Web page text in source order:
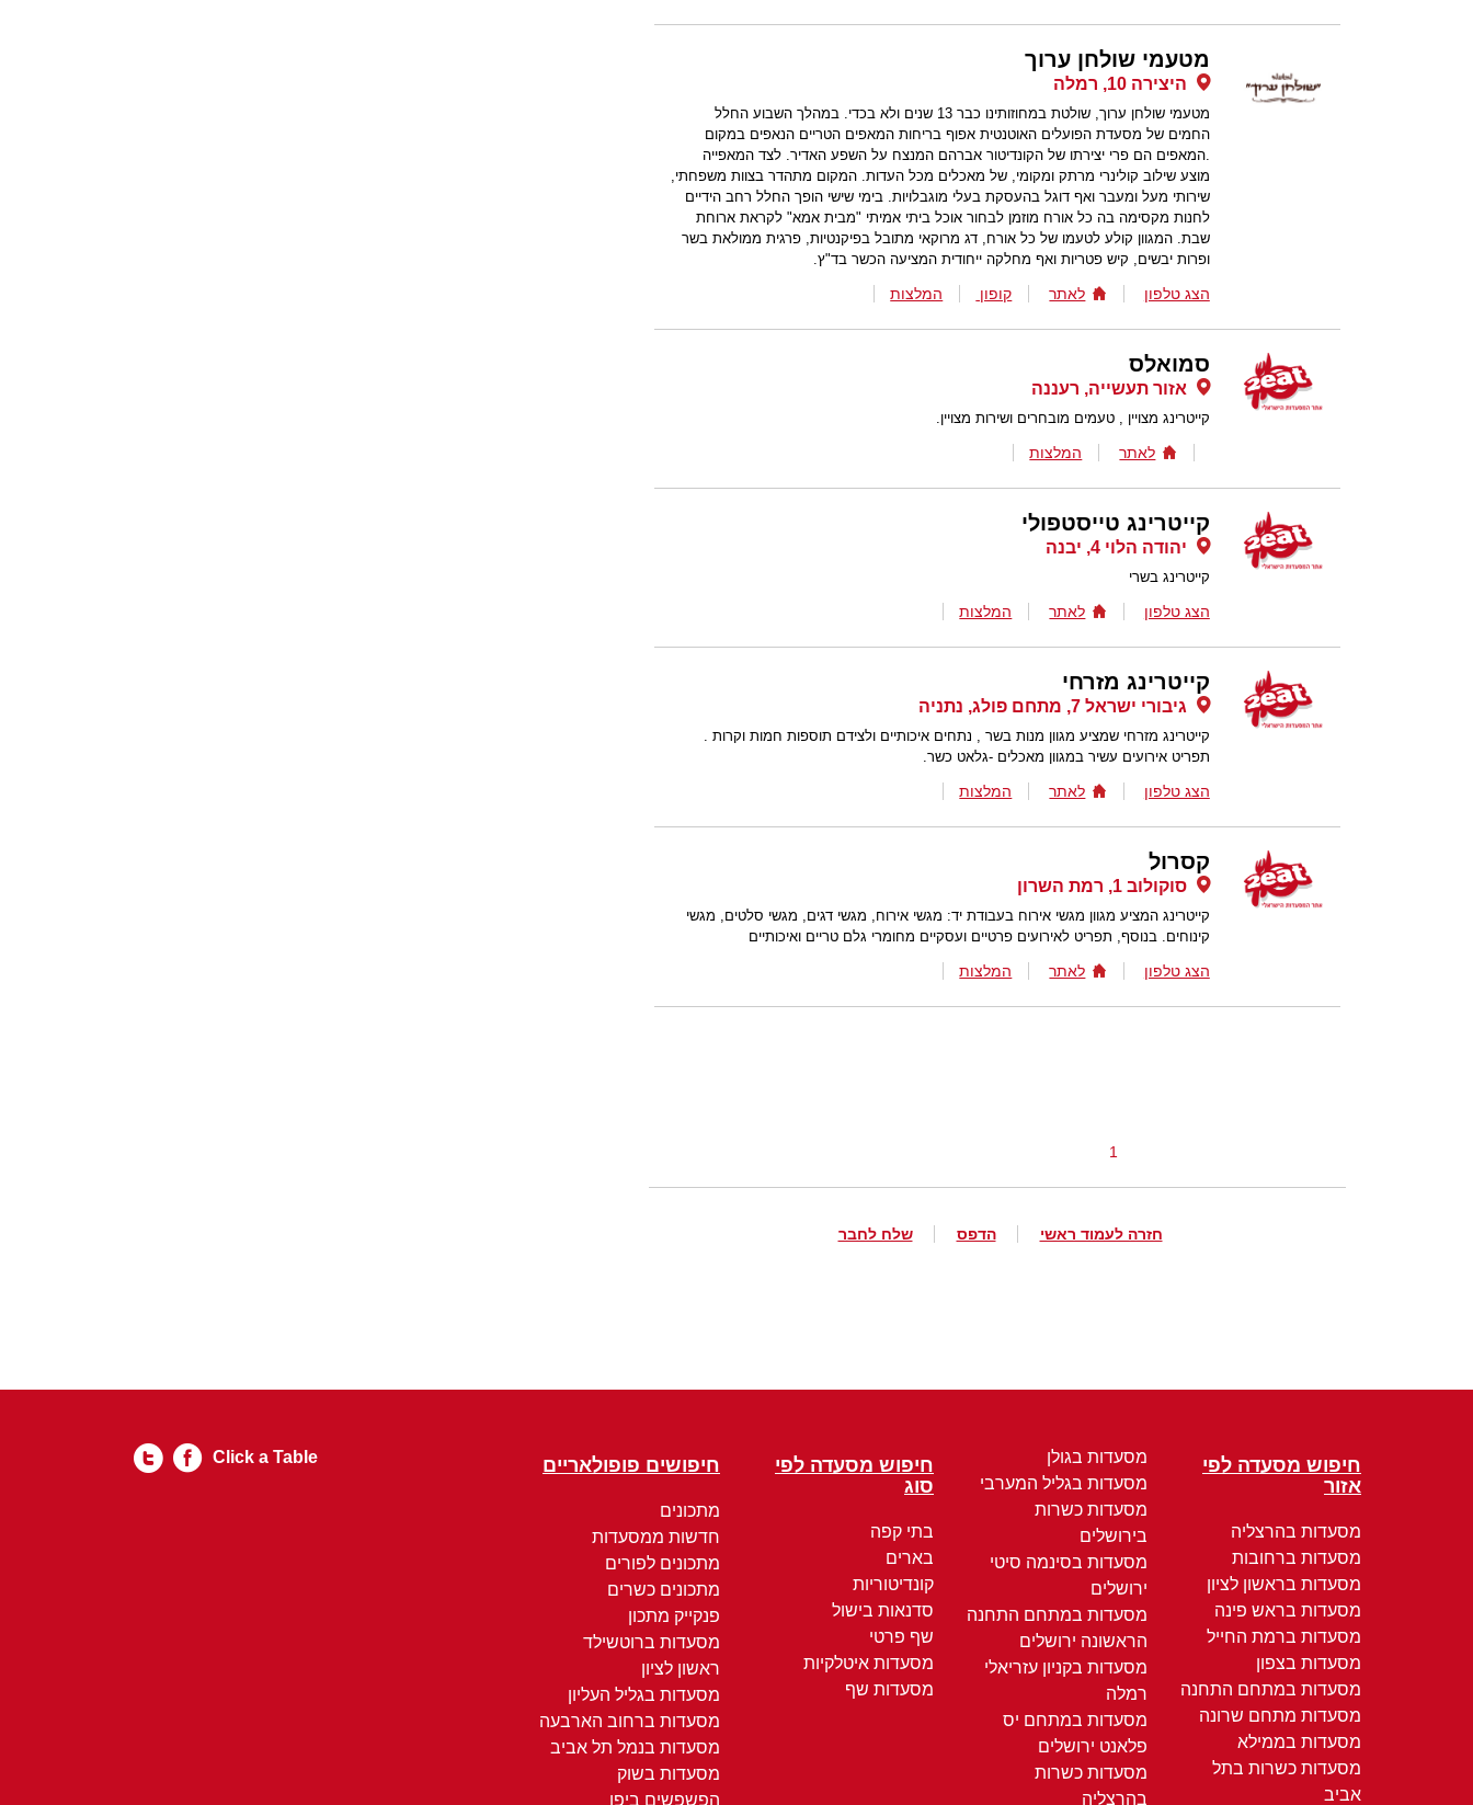
מטעמי שולחן ערוך
היצירה 10, רמלה
מטעמי שולחן ערוך, שולטת במחוזותינו כבר 13 שנים ולא בכדי. במהלך השבוע החלל
החמים של מסעדת הפועלים האוטנטית אפוף בריחות המאפים הטריים הנאפים במקום
.המאפים הם פרי יצירתו של הקונדיטור אברהם המנצח על השפע האדיר. לצד המאפייה
מוצע שילוב קולינרי מרתק ומקומי, של מאכלים מכל העדות. המקום מתהדר בצוות משפחתי,
שירותי מעל ומעבר ואף דוגל בהעסקת בעלי מוגבלויות. בימי שישי הופך החלל רחב הידיים
לחנות מקסימה בה כל אורח מוזמן לבחור אוכל ביתי אמיתי "מבית אמא" לקראת ארוחת
שבת. המגוון קולע לטעמו של כל אורח, דג מרוקאי מתובל בפיקנטיות, פרגית ממולאת בשר
ופרות יבשים, קיש פטריות ואף מחלקה ייחודית המציעה הכשר בד"ץ.
הצג טלפון לאתר קופון המלצות
סמואלס
אזור תעשייה, רעננה
קייטרינג מצויין , טעמים מובחרים ושירות מצויין.
לאתר המלצות
קייטרינג טייסטפולי
יהודה הלוי 4, יבנה
קייטרינג בשרי
הצג טלפון לאתר המלצות
קייטרינג מזרחי
גיבורי ישראל 7, מתחם פולג, נתניה
קייטרינג מזרחי שמציע מגוון מנות בשר , נתחים איכותיים ולצידם תוספות חמות וקרות .
תפריט אירועים עשיר במגוון מאכלים -גלאט כשר.
הצג טלפון לאתר המלצות
קסרול
סוקולוב 1, רמת השרון
קייטרינג המציע מגוון מגשי אירוח בעבודת יד: מגשי אירוח, מגשי דגים, מגשי סלטים, מגשי
קינוחים. בנוסף, תפריט לאירועים פרטיים ועסקיים מחומרי גלם טריים ואיכותיים
הצג טלפון לאתר המלצות
1
חזרה לעמוד ראשי הדפס שלח לחבר
חיפוש מסעדה לפי
אזור
מסעדות בהרצליה
מסעדות ברחובות
מסעדות בראשון לציון
מסעדות בראש פינה
מסעדות ברמת החייל
מסעדות בצפון
מסעדות במתחם התחנה
מסעדות מתחם שרונה
מסעדות בממילא
מסעדות כשרות בתל
אביב
מסעדות בגולן
מסעדות בגליל המערבי
מסעדות כשרות
בירושלים
מסעדות בסינמה סיטי
ירושלים
מסעדות במתחם התחנה
הראשונה ירושלים
מסעדות בקניון עזריאלי
רמלה
מסעדות במתחם יס
פלאנט ירושלים
מסעדות כשרות
בהרצליה
חיפוש מסעדה לפי
סוג
בתי קפה
בארים
קונדיטוריות
סדנאות בישול
שף פרטי
מסעדות איטלקיות
מסעדות שף
חיפושים פופולאריים
מתכונים
חדשות ממסעדות
מתכונים לפורים
מתכונים כשרים
פנקייק מתכון
מסעדות ברוטשילד
ראשון לציון
מסעדות בגליל העליון
מסעדות ברחוב הארבעה
מסעדות בנמל תל אביב
מסעדות בשוק
הפשפשים ביפו
Click a Table